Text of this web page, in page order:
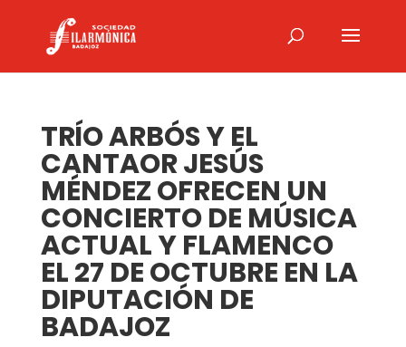
TRÍO ARBÓS Y EL
CANTAOR JESÚS
MÉNDEZ OFRECEN UN
CONCIERTO DE MÚSICA
ACTUAL Y FLAMENCO
EL 27 DE OCTUBRE EN LA
DIPUTACIÓN DE
BADAJOZ